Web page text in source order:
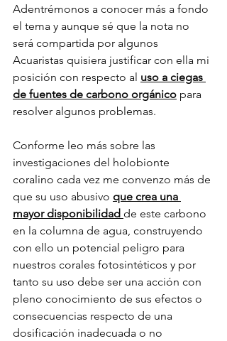
Adentrémonos a conocer más a fondo
el tema y aunque sé que la nota no
será compartida por algunos
Acuaristas quisiera justificar con ella mi
posición con respecto al uso a ciegas
de fuentes de carbono orgánico para
resolver algunos problemas.
Conforme leo más sobre las
investigaciones del holobionte
coralino cada vez me convenzo más de
que su uso abusivo que crea una
mayor disponibilidad de este carbono
en la columna de agua, construyendo
con ello un potencial peligro para
nuestros corales fotosintéticos y por
tanto su uso debe ser una acción con
pleno conocimiento de sus efectos o
consecuencias respecto de una
dosificación inadecuada o no